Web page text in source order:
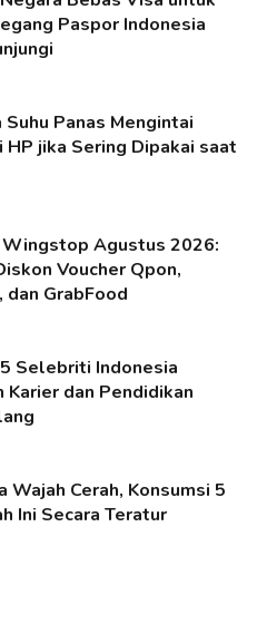
Paspor Indonesia
Suhu Panas Mengintai
HP jika Sering Dipakai saat
Wingstop Agustus 2026:
Voucher Qpon,
dan GrabFood
Selebriti Indonesia
Karier dan Pendidikan
Wajah Cerah, Konsumsi 5
Ini Secara Teratur